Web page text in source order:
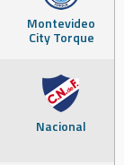
Montevideo
City Torque
Nacional